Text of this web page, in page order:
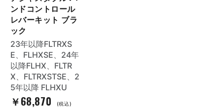
ンドコントロール
レバーキット ブラ
ック
23年以降FLTRXS
E、FLHXSE、24年
以降FLHX、FLTR
X、FLTRXSTSE、2
5年以降 FLHXU
￥68,870 (税込)